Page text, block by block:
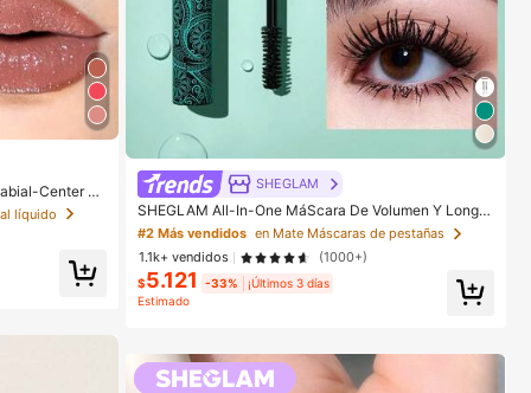
Center St
Maquill
líquido
SHEGLAM
SHEGLAM All-In-One MáScara De Volumen Y Longit
ud PestañAs Marca De Belleza CosméTica Maquillaje
Para Mujeres Y NiñAs
#2 Más vendidos en Mate Máscaras de pestañas
1.1k+ vendidos
(1000+)
$5.121 -33%
¡Últimos 3 días
Estimado